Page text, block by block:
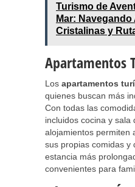
Turismo de
Mar:
Cristalinas y
Apartamentos
Los apartamentos
quienes buscan más
Con todas las
incluidos cocina y sala
alojamientos permiten
sus propias comidas y
estancia más
convenientes para